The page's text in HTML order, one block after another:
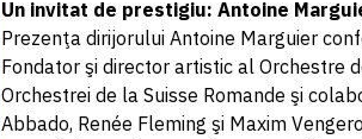
Un invitat de prestigiu: Antoine
Prezenţa dirijorului Antoine Marguier
Fondator şi director artistic al Orchestre
Orchestrei de la Suisse Romande şi
Abbado, Renée Fleming şi Maxim